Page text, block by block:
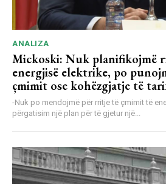
ANALIZA
Mickoski: Nuk planifikojmë
energjisë elektrike, po
çmimit ose kohëzgjatje të
-Nuk po mendojmë për rritje të çmimit të
përgatisim një plan për të gjetur një...